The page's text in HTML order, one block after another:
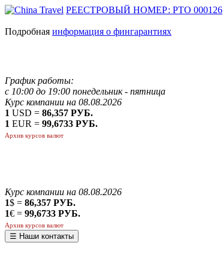
РЕЕСТРОВЫЙ НОМЕР: РТО 000126
Подробная информация о фингарантиях
График работы:
с 10:00 до 19:00 понедельник - пятница
Курс компании на 08.08.2026
1 USD = 86,357 РУБ.
1 EUR = 99,6733 РУБ.
Архив курсов валют
Курс компании на 08.08.2026
1$ = 86,357 РУБ.
1€ = 99,6733 РУБ.
Архив курсов валют
☰ Наши контакты